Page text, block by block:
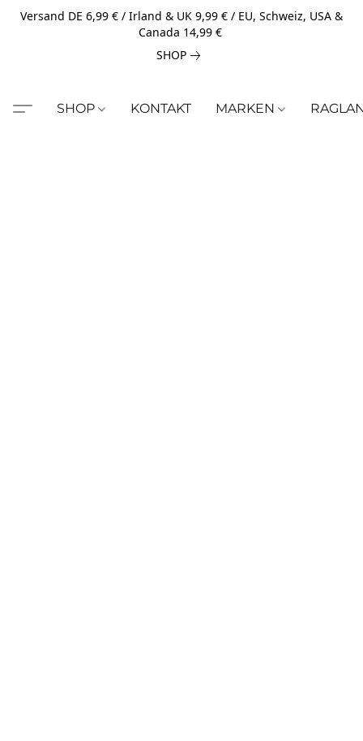
Versand DE 6,99 € / Irland & UK 9,99 € / EU, Schweiz, USA &
Canada 14,99 €
SHOP
SHOP KONTAKT MARKEN